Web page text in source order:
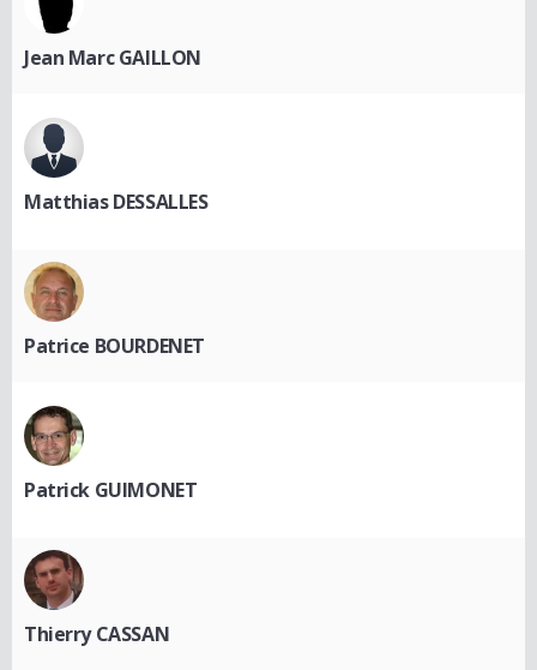
Jean Marc GAILLON
Matthias DESSALLES
Patrice BOURDENET
Patrick GUIMONET
Thierry CASSAN